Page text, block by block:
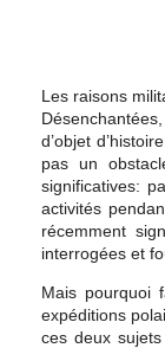
Les raisons
d’objet
pas un
significatives:
activités
récemment
interrogées et
Mais pourquoi
expéditions
ces deux